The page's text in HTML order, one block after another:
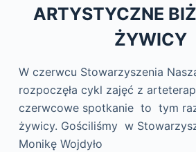
ARTYSTYCZNE
ŻYWICY
W czerwcu Stowarzyszenia
rozpoczęła cykl zajęć z
czerwcowe spotkanie to tym
żywicy. Gościliśmy w
Monikę Wojdyło